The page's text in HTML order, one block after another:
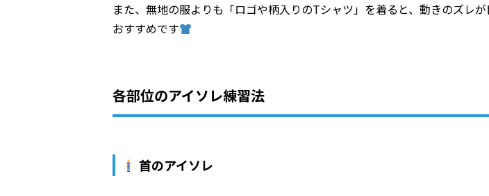
また、無地の服よりも「ロゴや柄入りのTシャツ」を着ると、動きのズレ
おすすめです
各部位のアイソレ練習法
首のアイソレ